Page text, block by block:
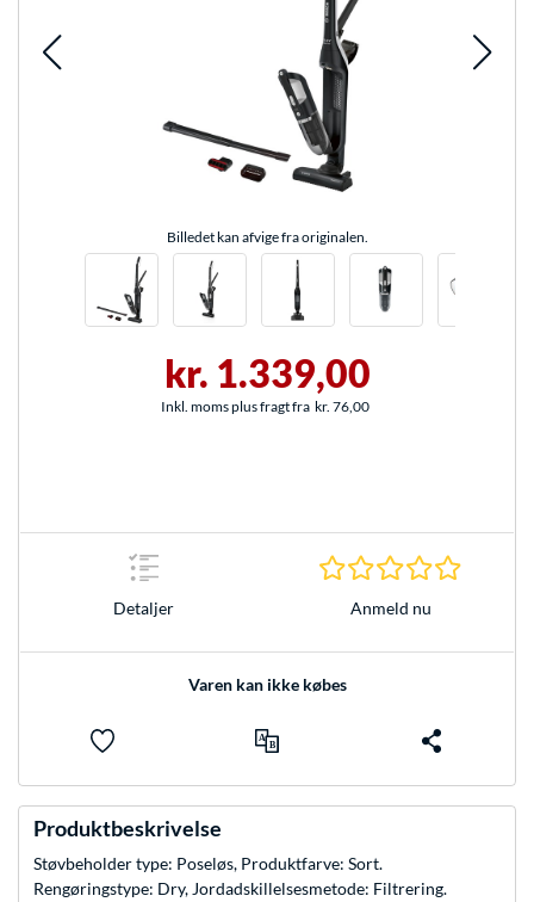
Billedet kan afvige fra originalen.
kr. 1.339,00
Inkl. moms plus fragt fra kr. 76,00
Detaljer Anmeld nu
Varen kan ikke købes
Produktbeskrivelse
Støvbeholder type: Poseløs, Produktfarve: Sort.
Rengøringstype: Dry, Jordadskillelsesmetode: Filtrering.